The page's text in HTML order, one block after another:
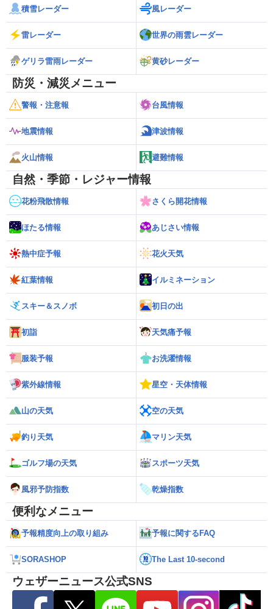
積雪レーダー 風レーダー
雷レーダー 世界の雨雲レーダー
ゲリラ雷雨レーダー 黄砂レーダー
防災・減災メニュー
警報・注意報 台風情報
地震情報 津波情報
火山情報 避難情報
自然・季節・レジャー情報
花粉飛散情報 さくら開花情報
ほたる情報 あじさい情報
熱中症予報 花火天気
紅葉情報 イルミネーション
スキー＆スノボ 初日の出
初詣 天気痛予報
服装予報 お洗濯情報
紫外線情報 星空・天体情報
山の天気 空の天気
釣り天気 マリン天気
ゴルフ場の天気 スポーツ天気
風邪予防指数 乾燥指数
便利なメニュー
予報精度向上の取り組み 予報に関するFAQ
SORASHOP The Last 10-second
ウェザーニュース公式SNS